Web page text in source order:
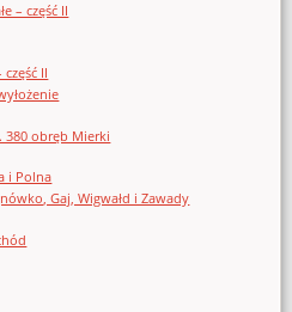
– część II
II
380 obręb Mierki
i Polna
Gaj, Wigwałd i Zawady